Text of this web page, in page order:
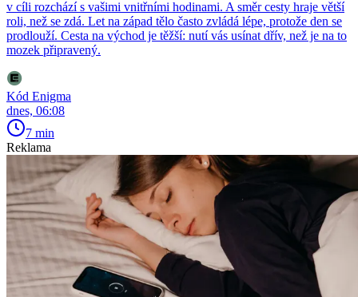
v cíli rozchází s vašimi vnitřními hodinami. A směr cesty hraje větší
roli, než se zdá. Let na západ tělo často zvládá lépe, protože den se
prodlouží. Cesta na východ je těžší: nutí vás usínat dřív, než je na to
mozek připravený.
Kód Enigma
dnes, 06:08
7 min
Reklama